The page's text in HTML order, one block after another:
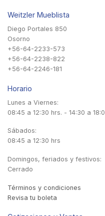
Weitzler Mueblista
Diego Portales 850
Osorno
+56-64-2233-573
+56-64-2238-822
+56-64-2246-181
Horario
Lunes a Viernes:
08:45 a 12:30 hrs. - 14:30 a
Sábados:
08:45 a 12:30 hrs
Domingos, feriados y festivos:
Cerrado
Términos y condiciones
Revisa tu boleta